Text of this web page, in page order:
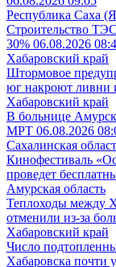
Республика Саха
Строительство
30% 06.08.2026
Хабаровский край
Штормовое
юг накроют ливни
Хабаровский край
В больнице
МРТ 06.08.2026
Сахалинская
Кинофестиваль
проведет
Амурская область
Теплоходы между
отменили из-за
Хабаровский край
Число
Хабаровска почти